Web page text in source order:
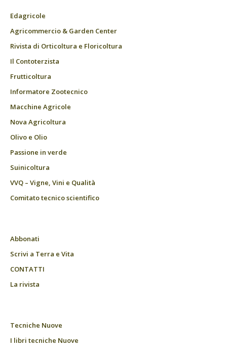
Edagricole
Agricommercio & Garden Center
Rivista di Orticoltura e Floricoltura
Il Contoterzista
Frutticoltura
Informatore Zootecnico
Macchine Agricole
Nova Agricoltura
Olivo e Olio
Passione in verde
Suinicoltura
VVQ – Vigne, Vini e Qualità
Comitato tecnico scientifico
Abbonati
Scrivi a Terra e Vita
CONTATTI
La rivista
Tecniche Nuove
I libri tecniche Nuove